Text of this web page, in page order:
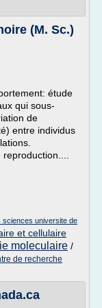
(M. Sc.)
étude
qui sous-
de
entre individus
sciences universite de
et cellulaire
moleculaire /
de recherche